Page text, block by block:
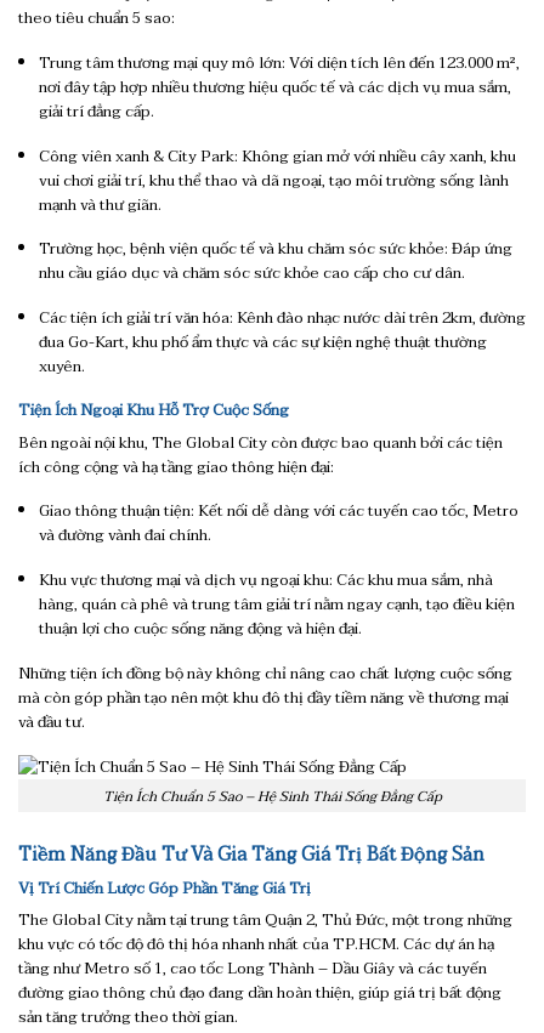
theo tiêu chuẩn 5 sao:
Trung tâm thương mại quy mô lớn: Với diện tích lên đến 123.000 m²,
nơi đây tập hợp nhiều thương hiệu quốc tế và các dịch vụ mua sắm,
giải trí đẳng cấp.
Công viên xanh & City Park: Không gian mở với nhiều cây xanh, khu
vui chơi giải trí, khu thể thao và dã ngoại, tạo môi trường sống lành
mạnh và thư giãn.
Trường học, bệnh viện quốc tế và khu chăm sóc sức khỏe: Đáp ứng
nhu cầu giáo dục và chăm sóc sức khỏe cao cấp cho cư dân.
Các tiện ích giải trí văn hóa: Kênh đào nhạc nước dài trên 2km, đường
đua Go-Kart, khu phố ẩm thực và các sự kiện nghệ thuật thường
xuyên.
Tiện Ích Ngoại Khu Hỗ Trợ Cuộc Sống
Bên ngoài nội khu, The Global City còn được bao quanh bởi các tiện
ích công cộng và hạ tầng giao thông hiện đại:
Giao thông thuận tiện: Kết nối dễ dàng với các tuyến cao tốc, Metro
và đường vành đai chính.
Khu vực thương mại và dịch vụ ngoại khu: Các khu mua sắm, nhà
hàng, quán cà phê và trung tâm giải trí nằm ngay cạnh, tạo điều kiện
thuận lợi cho cuộc sống năng động và hiện đại.
Những tiện ích đồng bộ này không chỉ nâng cao chất lượng cuộc sống
mà còn góp phần tạo nên một khu đô thị đầy tiềm năng về thương mại
và đầu tư.
Tiện Ích Chuẩn 5 Sao – Hệ Sinh Thái Sống Đẳng Cấp
Tiềm Năng Đầu Tư Và Gia Tăng Giá Trị Bất Động Sản
Vị Trí Chiến Lược Góp Phần Tăng Giá Trị
The Global City nằm tại trung tâm Quận 2, Thủ Đức, một trong những
khu vực có tốc độ đô thị hóa nhanh nhất của TP.HCM. Các dự án hạ
tầng như Metro số 1, cao tốc Long Thành – Dầu Giây và các tuyến
đường giao thông chủ đạo đang dần hoàn thiện, giúp giá trị bất động
sản tăng trưởng theo thời gian.